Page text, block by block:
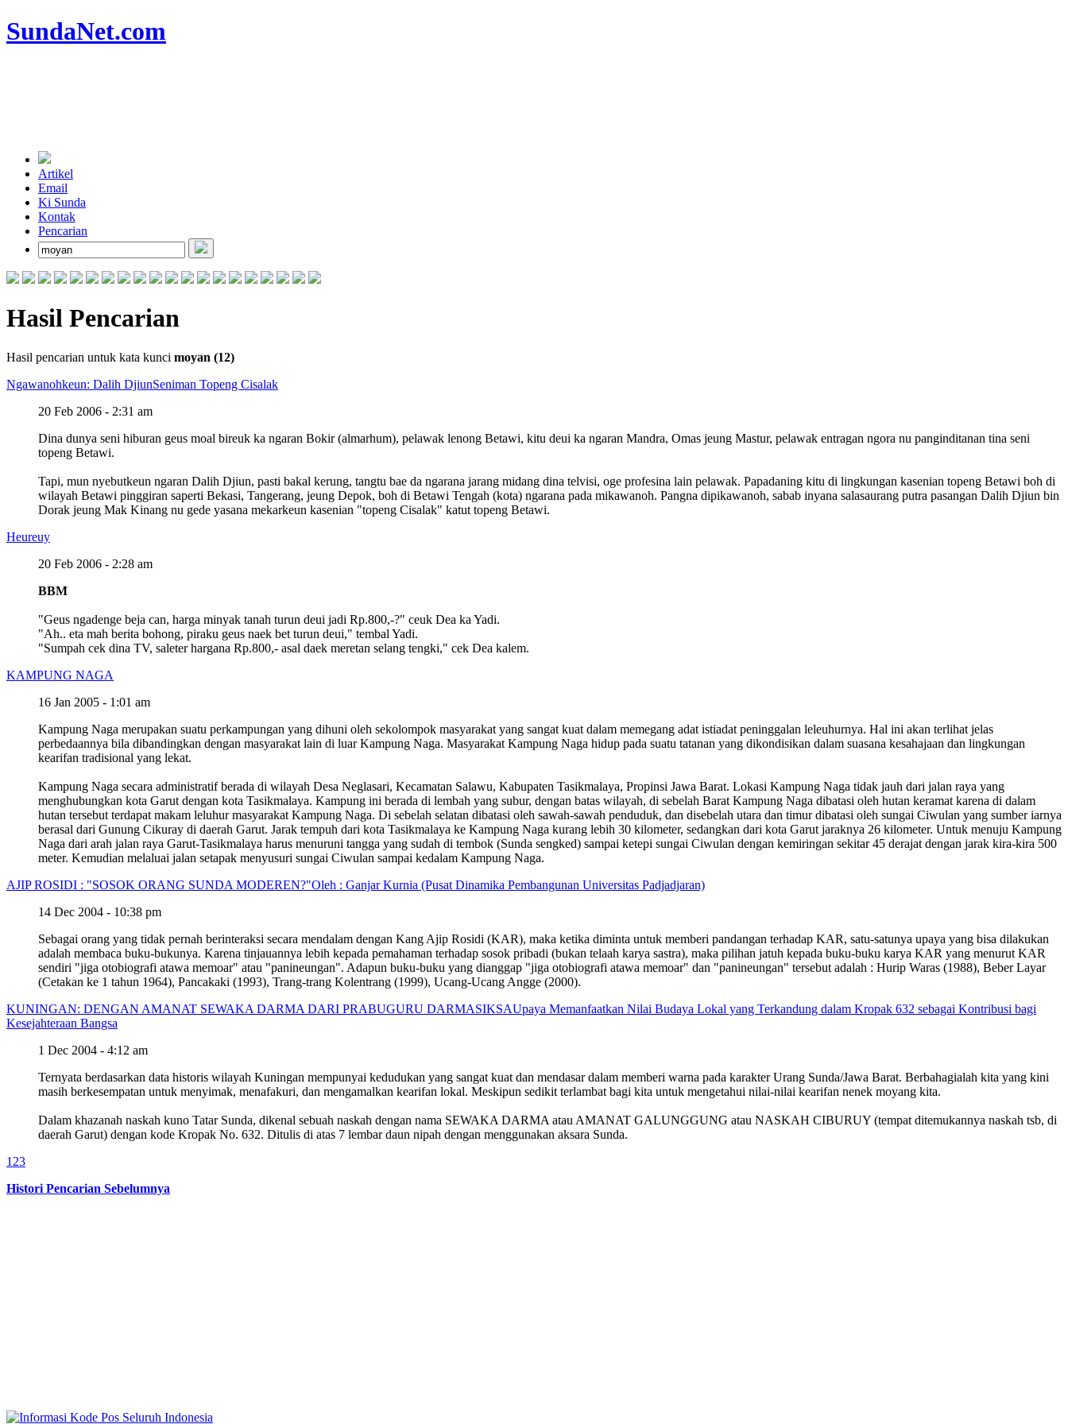
SundaNet.com
Artikel
Email
Ki Sunda
Kontak
Pencarian
Hasil Pencarian
Hasil pencarian untuk kata kunci moyan (12)
Ngawanohkeun: Dalih DjiunSeniman Topeng Cisalak
20 Feb 2006 - 2:31 am
Dina dunya seni hiburan geus moal bireuk ka ngaran Bokir (almarhum), pelawak lenong Betawi, kitu deui ka ngaran Mandra, Omas jeung Mastur, pelawak entragan ngora nu panginditanan tina seni
topeng Betawi.
Tapi, mun nyebutkeun ngaran Dalih Djiun, pasti bakal kerung, tangtu bae da ngarana jarang midang dina telvisi, oge profesina lain pelawak. Papadaning kitu di lingkungan kasenian topeng Betawi boh di
wilayah Betawi pinggiran saperti Bekasi, Tangerang, jeung Depok, boh di Betawi Tengah (kota) ngarana pada mikawanoh. Pangna dipikawanoh, sabab inyana salasaurang putra pasangan Dalih Djiun bin
Dorak jeung Mak Kinang nu gede yasana mekarkeun kasenian "topeng Cisalak" katut topeng Betawi.
Heureuy
20 Feb 2006 - 2:28 am
BBM
"Geus ngadenge beja can, harga minyak tanah turun deui jadi Rp.800,-?" ceuk Dea ka Yadi.
"Ah.. eta mah berita bohong, piraku geus naek bet turun deui," tembal Yadi.
"Sumpah cek dina TV, saleter hargana Rp.800,- asal daek meretan selang tengki," cek Dea kalem.
KAMPUNG NAGA
16 Jan 2005 - 1:01 am
Kampung Naga merupakan suatu perkampungan yang dihuni oleh sekolompok masyarakat yang sangat kuat dalam memegang adat istiadat peninggalan leleuhurnya. Hal ini akan terlihat jelas
perbedaannya bila dibandingkan dengan masyarakat lain di luar Kampung Naga. Masyarakat Kampung Naga hidup pada suatu tatanan yang dikondisikan dalam suasana kesahajaan dan lingkungan
kearifan tradisional yang lekat.
Kampung Naga secara administratif berada di wilayah Desa Neglasari, Kecamatan Salawu, Kabupaten Tasikmalaya, Propinsi Jawa Barat. Lokasi Kampung Naga tidak jauh dari jalan raya yang
menghubungkan kota Garut dengan kota Tasikmalaya. Kampung ini berada di lembah yang subur, dengan batas wilayah, di sebelah Barat Kampung Naga dibatasi oleh hutan keramat karena di dalam
hutan tersebut terdapat makam leluhur masyarakat Kampung Naga. Di sebelah selatan dibatasi oleh sawah-sawah penduduk, dan disebelah utara dan timur dibatasi oleh sungai Ciwulan yang sumber iarnya
berasal dari Gunung Cikuray di daerah Garut. Jarak tempuh dari kota Tasikmalaya ke Kampung Naga kurang lebih 30 kilometer, sedangkan dari kota Garut jaraknya 26 kilometer. Untuk menuju Kampung
Naga dari arah jalan raya Garut-Tasikmalaya harus menuruni tangga yang sudah di tembok (Sunda sengked) sampai ketepi sungai Ciwulan dengan kemiringan sekitar 45 derajat dengan jarak kira-kira 500
meter. Kemudian melaluai jalan setapak menyusuri sungai Ciwulan sampai kedalam Kampung Naga.
AJIP ROSIDI : "SOSOK ORANG SUNDA MODEREN?"Oleh : Ganjar Kurnia (Pusat Dinamika Pembangunan Universitas Padjadjaran)
14 Dec 2004 - 10:38 pm
Sebagai orang yang tidak pernah berinteraksi secara mendalam dengan Kang Ajip Rosidi (KAR), maka ketika diminta untuk memberi pandangan terhadap KAR, satu-satunya upaya yang bisa dilakukan
adalah membaca buku-bukunya. Karena tinjauannya lebih kepada pemahaman terhadap sosok pribadi (bukan telaah karya sastra), maka pilihan jatuh kepada buku-buku karya KAR yang menurut KAR
sendiri "jiga otobiografi atawa memoar" atau "panineungan". Adapun buku-buku yang dianggap "jiga otobiografi atawa memoar" dan "panineungan" tersebut adalah : Hurip Waras (1988), Beber Layar
(Cetakan ke 1 tahun 1964), Pancakaki (1993), Trang-trang Kolentrang (1999), Ucang-Ucang Angge (2000).
KUNINGAN: DENGAN AMANAT SEWAKA DARMA DARI PRABUGURU DARMASIKSAUpaya Memanfaatkan Nilai Budaya Lokal yang Terkandung dalam Kropak 632 sebagai Kontribusi bagi
Kesejahteraan Bangsa
1 Dec 2004 - 4:12 am
Ternyata berdasarkan data historis wilayah Kuningan mempunyai kedudukan yang sangat kuat dan mendasar dalam memberi warna pada karakter Urang Sunda/Jawa Barat. Berbahagialah kita yang kini
masih berkesempatan untuk menyimak, menafakuri, dan mengamalkan kearifan lokal. Meskipun sedikit terlambat bagi kita untuk mengetahui nilai-nilai kearifan nenek moyang kita.
Dalam khazanah naskah kuno Tatar Sunda, dikenal sebuah naskah dengan nama SEWAKA DARMA atau AMANAT GALUNGGUNG atau NASKAH CIBURUY (tempat ditemukannya naskah tsb, di
daerah Garut) dengan kode Kropak No. 632. Ditulis di atas 7 lembar daun nipah dengan menggunakan aksara Sunda.
1 23
Histori Pencarian Sebelumnya